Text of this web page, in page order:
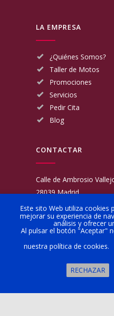
LA EMPRESA
¿Quiénes Somos?
Taller de Motos
Promociones
Servicios
Pedir Cita
Blog
CONTACTAR
Calle de Ambrosio
28039 Madrid
Fijo:
913
Movil:
676
Lun a Vier:
9:00
16:00
Este sito Web utiliza cookies
mejorar su experiencia de
análisis y ofrecer
Al pulsar el botón "Aceptar"
nuestra política de cookies.
RECHAZAR